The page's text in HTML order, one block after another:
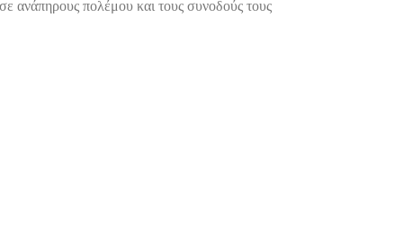
σε ανάπηρους πολέμου και τους συνοδούς τους